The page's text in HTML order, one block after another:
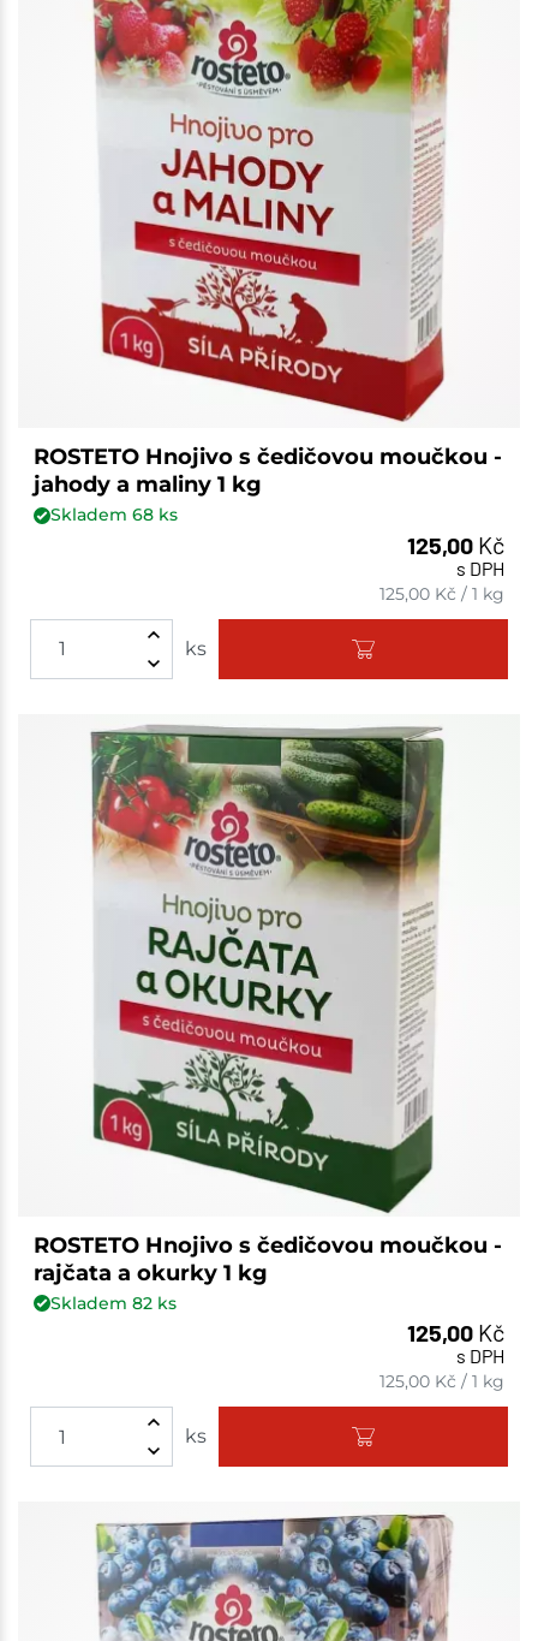
ROSTETO Hnojivo s čedičovou moučkou -
jahody a maliny 1 kg
Skladem 68ks
125,00 Kč
s DPH
125,00 Kč /1 kg
ks
ROSTETO Hnojivo s čedičovou moučkou -
rajčata a okurky 1 kg
Skladem 82ks
125,00 Kč
s DPH
125,00 Kč /1 kg
ks